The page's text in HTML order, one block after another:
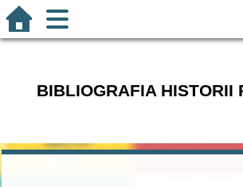
BIBLIOGRAFIA HISTORII